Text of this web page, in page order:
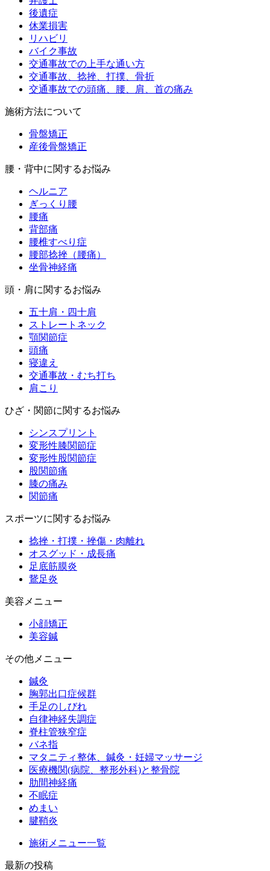
後遺症
休業損害
リハビリ
バイク事故
交通事故での上手な通い方
交通事故、捻挫、打撲、骨折
交通事故での頭痛、腰、肩、首の痛み
施術方法について
骨盤矯正
産後骨盤矯正
腰・背中に関するお悩み
ヘルニア
ぎっくり腰
腰痛
背部痛
腰椎すべり症
腰部捻挫（腰痛）
坐骨神経痛
頭・肩に関するお悩み
五十肩・四十肩
ストレートネック
顎関節症
頭痛
寝違え
交通事故・むち打ち
肩こり
ひざ・関節に関するお悩み
シンスプリント
変形性膝関節症
変形性股関節症
股関節痛
膝の痛み
関節痛
スポーツに関するお悩み
捻挫・打撲・挫傷・肉離れ
オスグッド・成長痛
足底筋膜炎
鵞足炎
美容メニュー
小顔矯正
美容鍼
その他メニュー
鍼灸
胸郭出口症候群
手足のしびれ
自律神経失調症
脊柱管狭窄症
バネ指
マタニティ整体、鍼灸・妊婦マッサージ
医療機関(病院、整形外科)と整骨院
肋間神経痛
不眠症
めまい
腱鞘炎
施術メニュー一覧
最新の投稿